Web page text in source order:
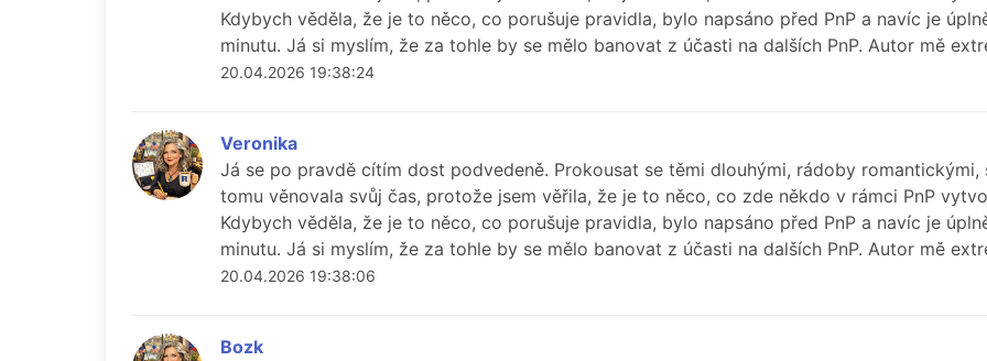
Kdybych věděla, že je to něco, co porušuje pravidla, bylo napsáno před PnP a navíc je
minutu. Já si myslím, že za tohle by se mělo banovat z účasti na dalších PnP. Autor mě
20.04.2026 19:38:24
Veronika
Já se po pravdě cítím dost podvedeně. Prokousat se těmi dlouhými, rádoby
tomu věnovala svůj čas, protože jsem věřila, že je to něco, co zde někdo v rámci PnP
Kdybych věděla, že je to něco, co porušuje pravidla, bylo napsáno před PnP a navíc je
minutu. Já si myslím, že za tohle by se mělo banovat z účasti na dalších PnP. Autor mě
20.04.2026 19:38:06
Bozk